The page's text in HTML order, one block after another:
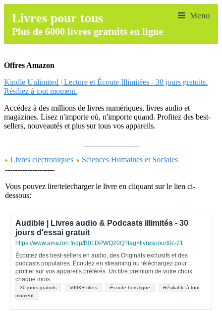
Livres pour tous
Plus de 6000 livres gratuits en ligne
Offres Amazon
Kindle Unlimited | Lecture et Écoute Illimitées - 30 jours gratuits.
Résiliez à tout moment.
Accédez à des millions de livres numériques, livres audio et
magazines. Lisez n'importe où, n'importe quand. Profitez des best-
sellers, nouveautés et plus sur tous vos appareils.
Livres electroniques
Sciences Humaines et Sociales
--------------------
Vous pouvez lire/telecharger le livre en cliquant sur le lien ci-
dessous:
Audible | Livres audio & Podcasts illimités - 30
jours d'essai gratuit
https://www.amazon.fr/dp/B01DPWQ20Q?tag=livrespourt0c-21
Écoutez des best-sellers en audio, des Originals exclusifs et des
podcasts populaires. Écoutez en streaming ou téléchargez pour
profiter sur vos appareils préférés. Un titre premium de votre choix
chaque mois.
30 jours gratuits 500K+ titres Écoute hors ligne
Résiliable à tout
moment